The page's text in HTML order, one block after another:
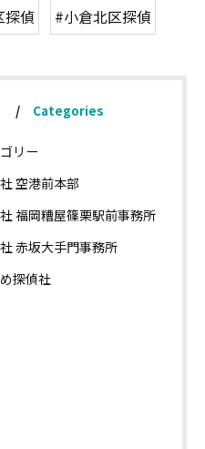
探偵 #小倉北区探偵
Categories
リー
空港前本部
福岡糟屋篠栗駅前事務所
赤坂大手門事務所
探偵社